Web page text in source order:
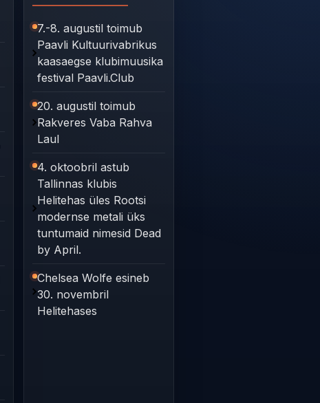
7.-8. augustil toimub
Paavli Kultuurivabrikus
kaasaegse klubimuusika
festival Paavli.Club
20. augustil toimub
Rakveres Vaba Rahva
Laul
4. oktoobril astub
Tallinnas klubis
Helitehas üles Rootsi
modernse metali üks
tuntumaid nimesid Dead
by April.
Chelsea Wolfe esineb
30. novembril
Helitehases